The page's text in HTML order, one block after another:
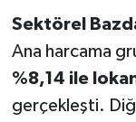
Sektörel
Ana harcama
%8,14 ile
gerçekleşti.